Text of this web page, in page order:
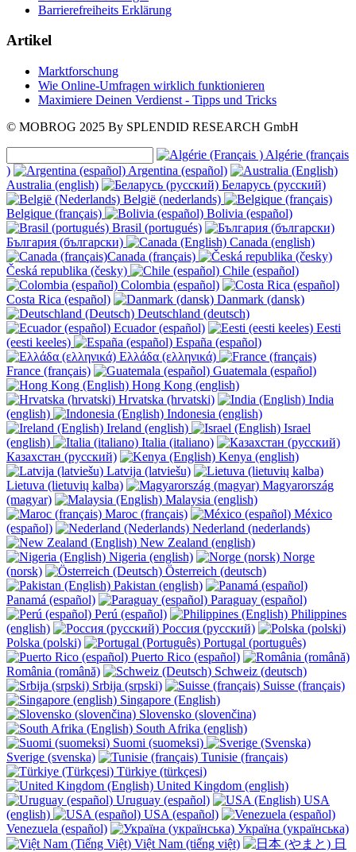
Barrierefreiheits Erklärung
Artikel
Marktforschung
Wie Online-Umfragen wirklich funktionieren
Maximiere Deinen Verdienst - Tipps und Tricks
© MOBROG 2025 By SPLENDID RESEARCH GmbH
Algérie (français
)
Argentina (español)
Australia (english)
Беларусь (русский)
België (nederlands)
Belgique (français)
Bolivia (español)
Brasil (portugués)
България (български)
Canada (english)
Canada (français)
Česká republika (česky)
Chile (español)
Colombia (español)
Costa Rica (español)
Danmark (dansk)
Deutschland (deutsch)
Ecuador (español)
Eesti
(eesti keeles)
España (español)
Ελλάδα (ελληνικά)
France (français)
Guatemala (español)
Hong Kong (english)
Hrvatska (hrvatski)
India
(english)
Indonesia (english)
Ireland (english)
Israel
(english)
Italia (italiano)
Казахстан (русский)
Kenya (english)
Latvija (latviešu)
Lietuva (lietuvių kalba)
Magyarország
(magyar)
Malaysia (english)
Maroc (français)
México
(español)
Nederland (nederlands)
New Zealand (english)
Nigeria (english)
Norge
(norsk)
Österreich (deutsch)
Pakistan (english)
Panamá (español)
Paraguay (español)
Perú (español)
Philippines
(english)
Россия (русский)
Polska (polski)
Portugal (português)
Puerto Rico (español)
România (română)
Schweiz (deutsch)
Srbija (srpski)
Suisse (français)
Singapore (English)
Slovensko (slovenčina)
South Afrika (english)
Suomi (suomeksi)
Sverige (svenska)
Tunisie (français)
Türkiye (türkçesi)
United Kingdom (english)
Uruguay (español)
USA
(english)
USA (español)
Venezuela (español)
Україна (українська)
Việt Nam (tiếng việt)
日